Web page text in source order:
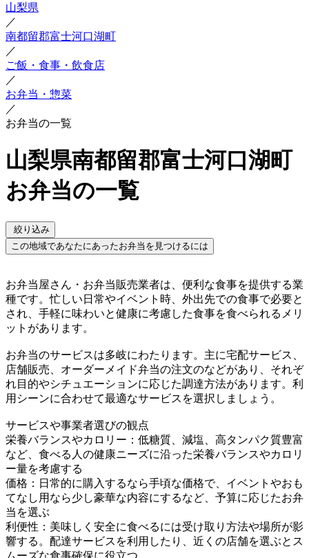
山梨県
／
南都留郡富士河口湖町
／
ご飯・食事・飲食店
／
お弁当・惣菜
／
お弁当の一覧
山梨県南都留郡富士河口湖町
お弁当の一覧
絞り込み
この地域であなたにあったお弁当を見つけるには
お弁当屋さん・お弁当販売業者は、便利な食事を提供する業
種です。忙しい日常やイベント時、外出先での食事で必要と
され、手軽に味わいと健康に考慮した食事を食べられるメリ
ットがあります。
お弁当のサービスは多岐にわたります。主に宅配サービス、
店舗販売、オーダーメイド弁当の注文のなどがあり、それぞ
れ目的やシチュエーションに応じた調達方法があります。利
用シーンに合わせて最適なサービスを選択しましょう。
サービスや事業者選びの観点
栄養バランスやカロリー：低糖質、減塩、高タンパク質豊富
など、食べる人の健康ニーズに沿った栄養バランスやカロリ
ー量を考慮する
価格：日常的に購入するなら手頃な価格で、イベントやおも
てなし用なら少し豪華な内容にするなど、予算に応じたお弁
当を選ぶ
利便性：美味しく安全に食べるには受け取り方法や場所が影
響する。配達サービスを利用したり、近くの店舗を選ぶとス
ムーズな食事確保に役立つ